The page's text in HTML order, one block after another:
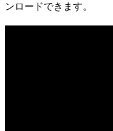
ンロードできます。